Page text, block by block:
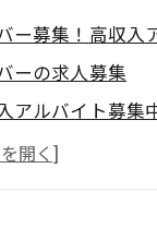
ー募集！高収入
ーの求人募集
アルバイト募集
募集中の大型ト